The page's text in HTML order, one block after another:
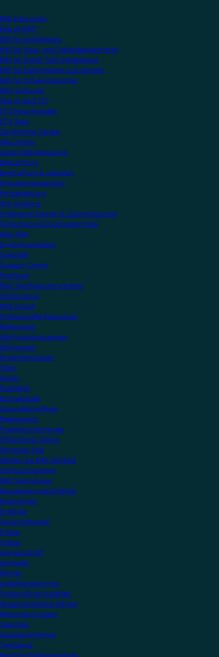
KNX Erforschen
Was ist KNX?
KNX für Installateure
KNX für Haus- und Gebäudeeigentümer
KNX für Smart Tech Installateure
KNX für Elektroplaner und -berater
KNX für Schulungszentren
KNX-Software
Was ist die ETS?
ETS herunterladen
ETS Apps
Zertifizierte Geräte
Alle Geräte
Audio/Videosteuerung
Beleuchtung
Beschattung & Jalousien
Energiemanagement
Fernbedienung
HLK-Systeme
Intelligente Szenen & Automatisierung
Sicherheit und Zugangskontrolle
Mein KNX
Ein Konto erstellen
Geschäft
Support-Center
Fachleute
KNX-Zertifizierung erhalten
Online-Kurse
KNX Virtuell
Professionelle Ressourcen
Referenzen
Alle Projekte anzeigen
Wohnungen
Einfamilienhäuser
Villen
Hotels
Flughäfen
Bürogebäude
Gesundheitspflege
Pädagogisch
Freizeiteinrichtungen
Öffentliches Sektor
Hersteller-Hub
Werden Sie KNX-Mitglied
Startup Programm
KNX Technologie
Neuigkeiten und Einblicke
Nachrichten
Einblicke
Veranstaltungen
Presse
Videos
Gemeinschaft
Hersteller
Partner
Ausbildungszentren
Freiberufliche Ausbilder
Wissenschaftliche Partner
Nationale Gruppen
Userclubs
Assoziierte Partner
Testlabore
NextGen Bildungsinstitute